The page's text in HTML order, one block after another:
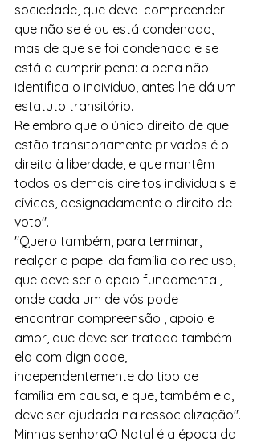
sociedade, que deve  compreender
que não se é ou está condenado,
mas de que se foi condenado e se
está a cumprir pena: a pena não
identifica o indivíduo, antes lhe dá um
estatuto transitório.
Relembro que o único direito de que
estão transitoriamente privados é o
direito à liberdade, e que mantêm
todos os demais direitos individuais e
cívicos, designadamente o direito de
voto".
"Quero também, para terminar,
realçar o papel da família do recluso,
que deve ser o apoio fundamental,
onde cada um de vós pode
encontrar compreensão , apoio e
amor, que deve ser tratada também
ela com dignidade,
independentemente do tipo de
família em causa, e que, também ela,
deve ser ajudada na ressocialização".
Minhas senhoraO Natal é a época da